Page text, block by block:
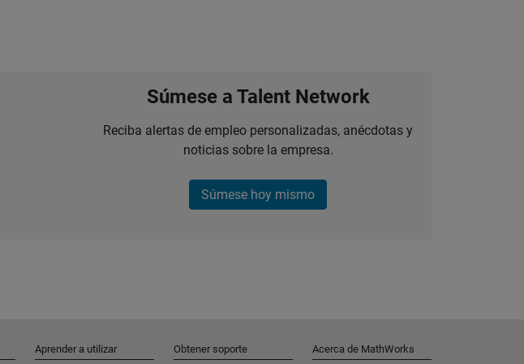
Súmese a Talent Network
Reciba alertas de empleo personalizadas, anécdotas y
noticias sobre la empresa.
Súmese hoy mismo
Aprender a utilizar Obtener soporte Acerca de MathWorks